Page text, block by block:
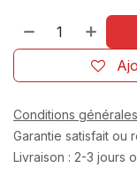
Conditions générales
Garantie satisfait ou
Livraison : 2-3 jours